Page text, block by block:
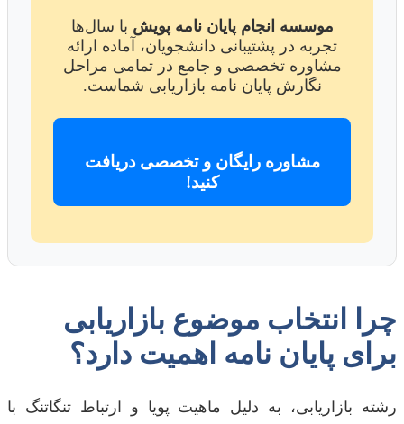
موسسه انجام پایان نامه پویش با سال‌ها
تجربه در پشتیبانی دانشجویان، آماده ارائه
مشاوره تخصصی و جامع در تمامی مراحل
نگارش پایان نامه بازاریابی شماست.
مشاوره رایگان و تخصصی دریافت
کنید!
چرا انتخاب موضوع بازاریابی
برای پایان نامه اهمیت دارد؟
رشته بازاریابی، به دلیل ماهیت پویا و ارتباط تنگاتنگ با